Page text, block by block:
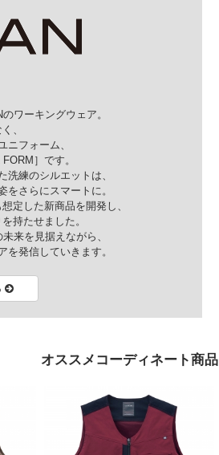
ワーキングウェア。
、
ニフォーム、
］です。
練のシルエットは、
さらにスマートに。
定した新商品を開発し、
持たせました。
来を見据えながら、
発信していきます。
オススメコーディネート商品